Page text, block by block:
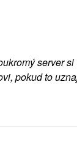
server
pokud to